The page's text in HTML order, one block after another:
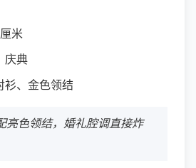
米
庆典
衫、金色领结
亮色领结，婚礼腔调直接炸